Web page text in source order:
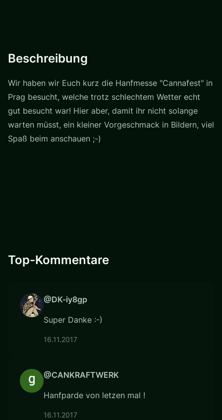
Beschreibung
Wir haben wir Euch kurz die Hanfmesse "Cannafest" in
Prag besucht, welche trotz schlechtem Wetter echt
gut besucht war! Hier aber, damit ihr nicht solange
warten müsst, ein kleiner Vorgeschmack in Bildern, viel
Spaß beim anschauen ;-)
Top-Kommentare
@DK-iy8gp
Super Danke :-)
16.11.2017
@CANKRAFTWERK
Hanfparde von letzen mal !
16.11.2017